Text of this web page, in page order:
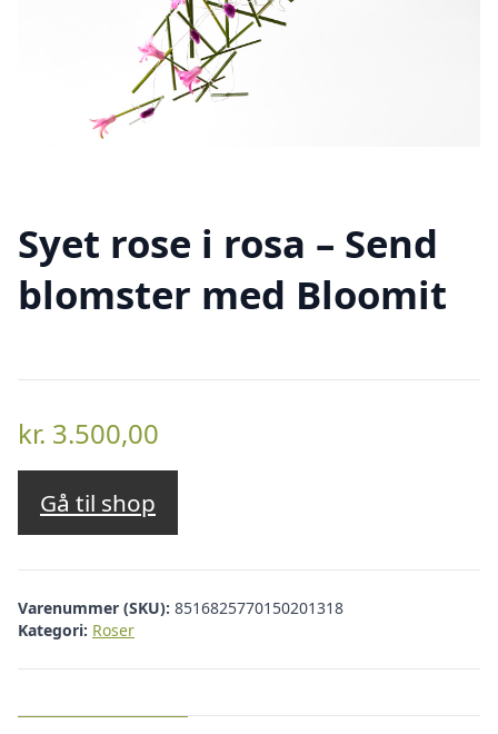
Syet rose i rosa – Send
blomster med Bloomit
kr. 3.500,00
Gå til shop
Varenummer (SKU): 8516825770150201318
Kategori: Roser